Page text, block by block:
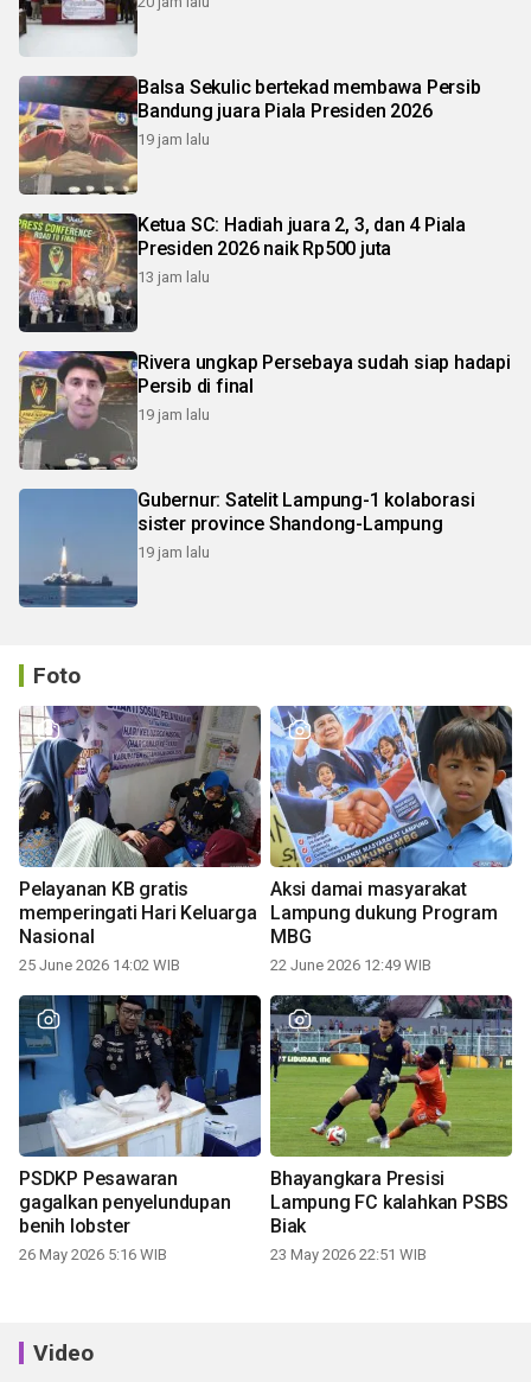
Balsa Sekulic bertekad membawa Persib
Bandung juara Piala Presiden 2026
19 jam lalu
Ketua SC: Hadiah juara 2, 3, dan 4 Piala
Presiden 2026 naik Rp500 juta
13 jam lalu
Rivera ungkap Persebaya sudah siap hadapi
Persib di final
19 jam lalu
Gubernur: Satelit Lampung-1 kolaborasi
sister province Shandong-Lampung
19 jam lalu
Foto
Pelayanan KB gratis
memperingati Hari Keluarga
Nasional
25 June 2026 14:02 WIB
Aksi damai masyarakat
Lampung dukung Program
MBG
22 June 2026 12:49 WIB
PSDKP Pesawaran
gagalkan penyelundupan
benih lobster
26 May 2026 5:16 WIB
Bhayangkara Presisi
Lampung FC kalahkan PSBS
Biak
23 May 2026 22:51 WIB
Video